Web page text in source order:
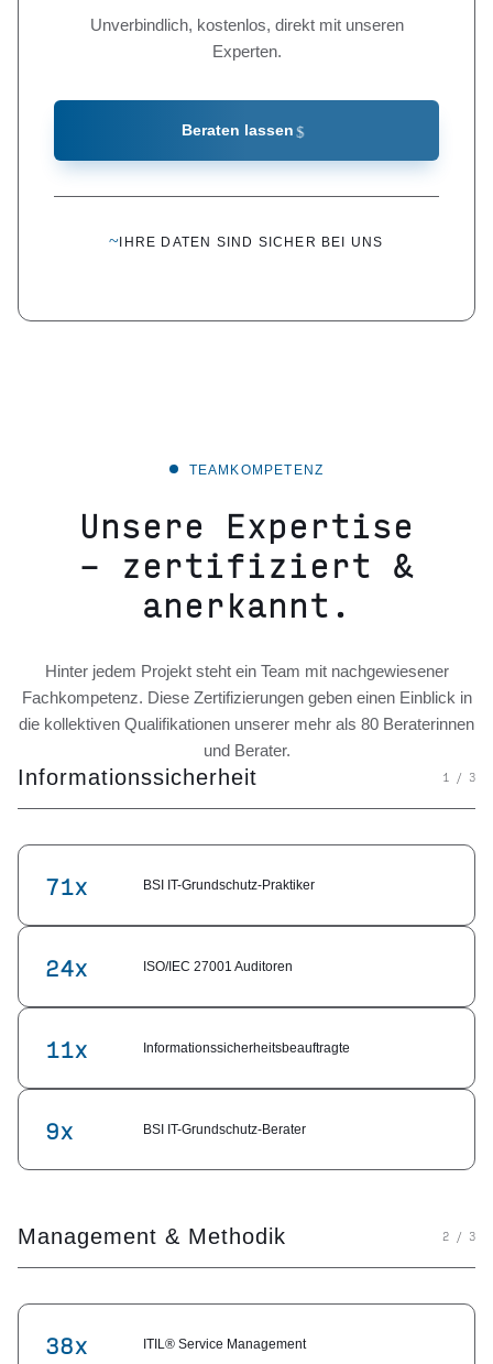
Unverbindlich, kostenlos, direkt mit unseren
Experten.
Beraten lassen
~ IHRE DATEN SIND SICHER BEI UNS
TEAMKOMPETENZ
Unsere Expertise
– zertifiziert &
anerkannt.
Hinter jedem Projekt steht ein Team mit nachgewiesener
Fachkompetenz. Diese Zertifizierungen geben einen Einblick in
die kollektiven Qualifikationen unserer mehr als 80 Beraterinnen
und Berater.
Informationssicherheit 1 / 3
71x BSI IT-Grundschutz-Praktiker
24x ISO/IEC 27001 Auditoren
11x Informationssicherheitsbeauftragte
9x BSI IT-Grundschutz-Berater
Management & Methodik 2 / 3
38x ITIL® Service Management